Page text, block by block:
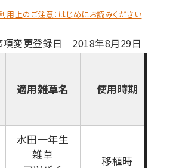
用上のご注意：はじめにお読みください
項変更登録日 2018年8月29日
適用雑草名 使用時期
水田一年生
雑草
移植時